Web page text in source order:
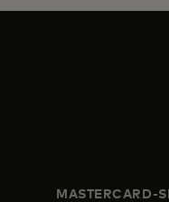
MASTERCARD-